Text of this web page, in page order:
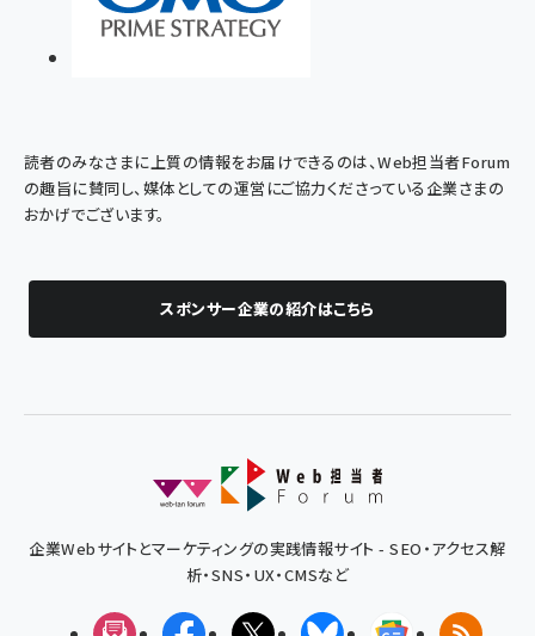
読者のみなさまに上質の情報をお届けできるのは、Web担当者Forum
の趣旨に賛同し、媒体としての運営にご協力くださっている企業さまの
おかげでございます。
スポンサー企業の紹介はこちら
企業Webサイトとマーケティングの実践情報サイト - SEO・アクセス解
析・SNS・UX・CMSなど